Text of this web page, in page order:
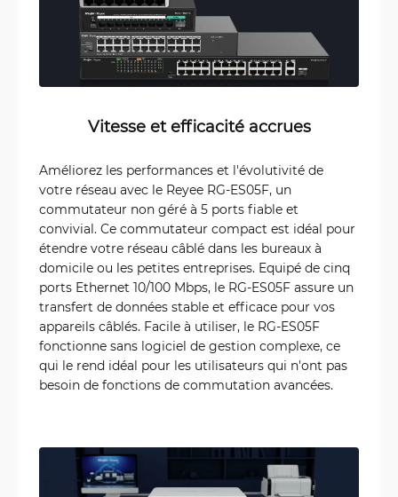
Vitesse et efficacité accrues
Améliorez les performances et l'évolutivité de
votre réseau avec le Reyee RG-ES05F, un
commutateur non géré à 5 ports fiable et
convivial. Ce commutateur compact est idéal pour
étendre votre réseau câblé dans les bureaux à
domicile ou les petites entreprises. Equipé de cinq
ports Ethernet 10/100 Mbps, le RG-ES05F assure un
transfert de données stable et efficace pour vos
appareils câblés. Facile à utiliser, le RG-ES05F
fonctionne sans logiciel de gestion complexe, ce
qui le rend idéal pour les utilisateurs qui n'ont pas
besoin de fonctions de commutation avancées.